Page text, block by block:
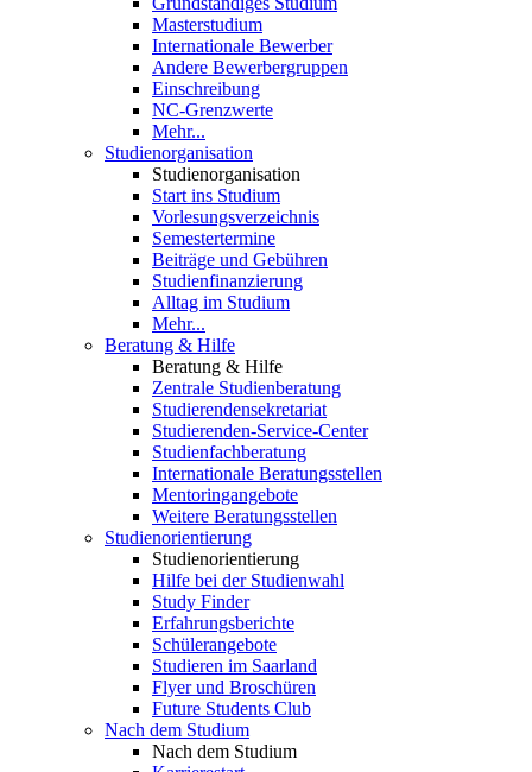
Masterstudium
Internationale Bewerber
Andere Bewerbergruppen
Einschreibung
NC-Grenzwerte
Mehr...
Studienorganisation
Studienorganisation
Start ins Studium
Vorlesungsverzeichnis
Semestertermine
Beiträge und Gebühren
Studienfinanzierung
Alltag im Studium
Mehr...
Beratung & Hilfe
Beratung & Hilfe
Zentrale Studienberatung
Studierendensekretariat
Studierenden-Service-Center
Studienfachberatung
Internationale Beratungsstellen
Mentoringangebote
Weitere Beratungsstellen
Studienorientierung
Studienorientierung
Hilfe bei der Studienwahl
Study Finder
Erfahrungsberichte
Schülerangebote
Studieren im Saarland
Flyer und Broschüren
Future Students Club
Nach dem Studium
Nach dem Studium